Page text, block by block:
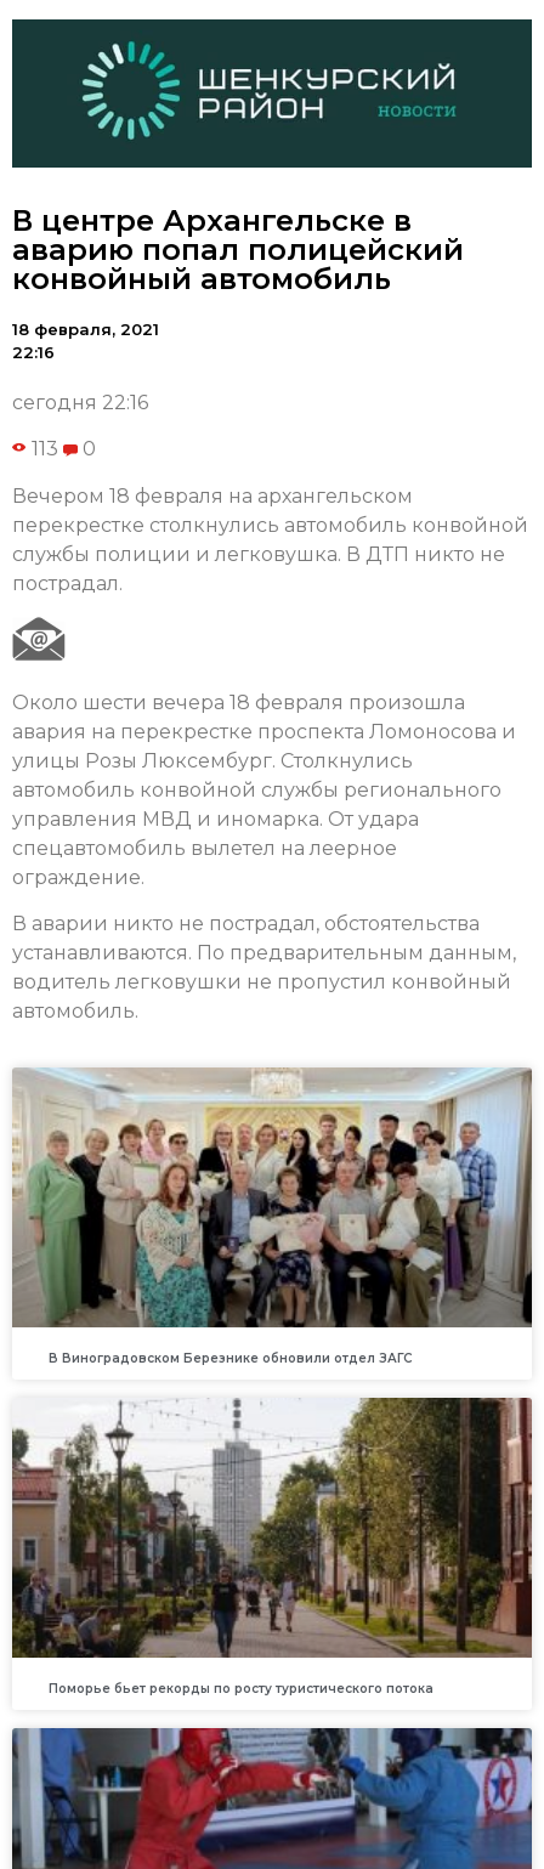
В центре Архангельске в
аварию попал полицейский
конвойный автомобиль
18 февраля, 2021
22:16
сегодня 22:16
113 0
Вечером 18 февраля на архангельском
перекрестке столкнулись автомобиль конвойной
службы полиции и легковушка. В ДТП никто не
пострадал.
Около шести вечера 18 февраля произошла
авария на перекрестке проспекта Ломоносова и
улицы Розы Люксембург. Столкнулись
автомобиль конвойной службы регионального
управления МВД и иномарка. От удара
спецавтомобиль вылетел на леерное
ограждение.
В аварии никто не пострадал, обстоятельства
устанавливаются. По предварительным данным,
водитель легковушки не пропустил конвойный
автомобиль.
В Виноградовском Березнике обновили отдел ЗАГС
Поморье бьет рекорды по росту туристического потока